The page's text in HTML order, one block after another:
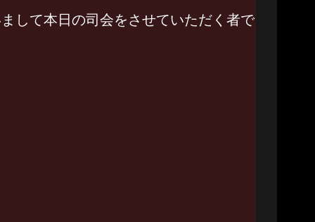
して本日の司会をさせていただく者で